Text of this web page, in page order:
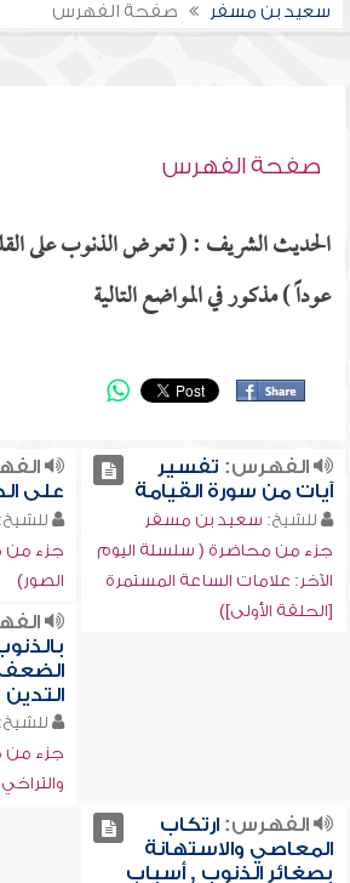
سعيد بن مسفر
صفحة الفهرس
صفحة الفهرس
الحديث الشريف : ( تعرض الذنوب على
عوداً ) مذكور في المواضع التالية
الفهرس: تفسير
آيات من سورة القيامة
للشيخ: سعيد بن مسفر
جزء من محاضرة ( سلسلة اليوم
الآخر: علامات الساعة المستمرة
[الحلقة الأولى])
على
للشيخ:
جزء من
الصور)
الضعف
التدين
للشيخ:
جزء من
الفهرس:ارتكاب
المعاصي والاستهانة
بصغائر الذنوب , أسباب